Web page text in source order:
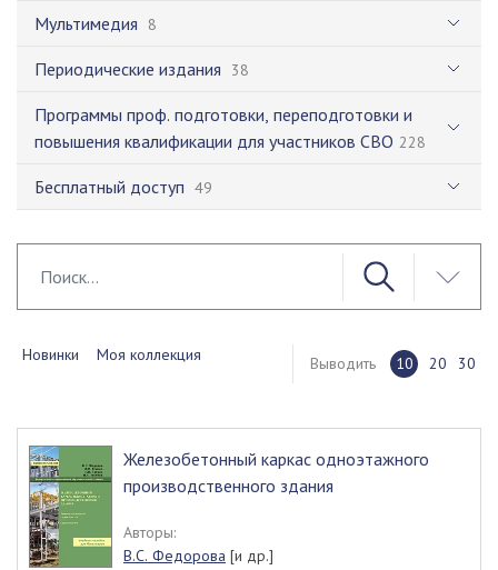
Мультимедия 8
Периодические издания 38
Программы проф. подготовки, переподготовки и
повышения квалификации для участников СВО 228
Бесплатный доступ 49
Новинки Моя коллекция Выводить 10 20 30
Железобетонный каркас одноэтажного
производственного здания
Авторы:
В.С. Федорова [и др.]